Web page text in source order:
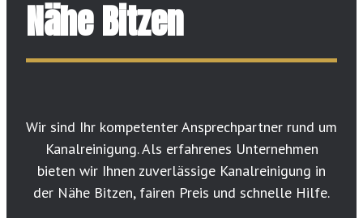
Nähe Bitzen
Wir sind Ihr kompetenter Ansprechpartner rund um
Kanalreinigung. Als erfahrenes Unternehmen
bieten wir Ihnen zuverlässige Kanalreinigung in
der Nähe Bitzen, fairen Preis und schnelle Hilfe.